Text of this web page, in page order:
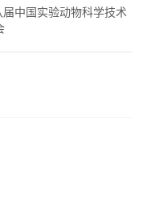
中国实验动物科学技术